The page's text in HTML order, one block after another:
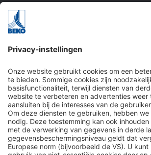
Contact
BEKO TECHNOLOGIES B.V.
Veenen 12
NL-4703 RB Roosendaal
T: +31 165 320 300